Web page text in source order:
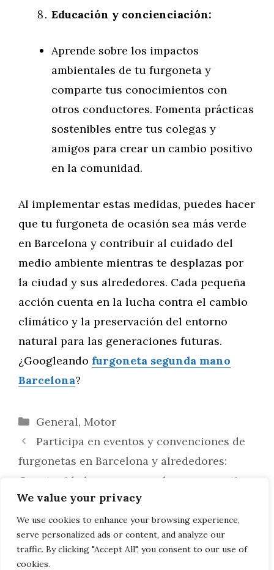
We value your privacy
We use cookies to enhance your browsing experience,
serve personalized ads or content, and analyze our
traffic. By clicking "Accept All", you consent to our use of
cookies.
Educación y concienciación:
Aprende sobre los impactos
ambientales de tu furgoneta y
comparte tus conocimientos con
otros conductores. Fomenta prácticas
sostenibles entre tus colegas y
amigos para crear un cambio positivo
en la comunidad.
Al implementar estas medidas, puedes hacer
que tu furgoneta de ocasión sea más verde
en Barcelona y contribuir al cuidado del
medio ambiente mientras te desplazas por
la ciudad y sus alrededores. Cada pequeña
acción cuenta en la lucha contra el cambio
climático y la preservación del entorno
natural para las generaciones futuras.
¿Googleando furgoneta segunda mano
Barcelona?
Categorías
General, Motor
Participa en eventos y convenciones de
furgonetas en Barcelona y alrededores:
Oportunidades para aprender y compartir
Protege tu furgoneta de segunda mano
de robos en Barcelona: Sistemas de
seguridad y buenas prácticas